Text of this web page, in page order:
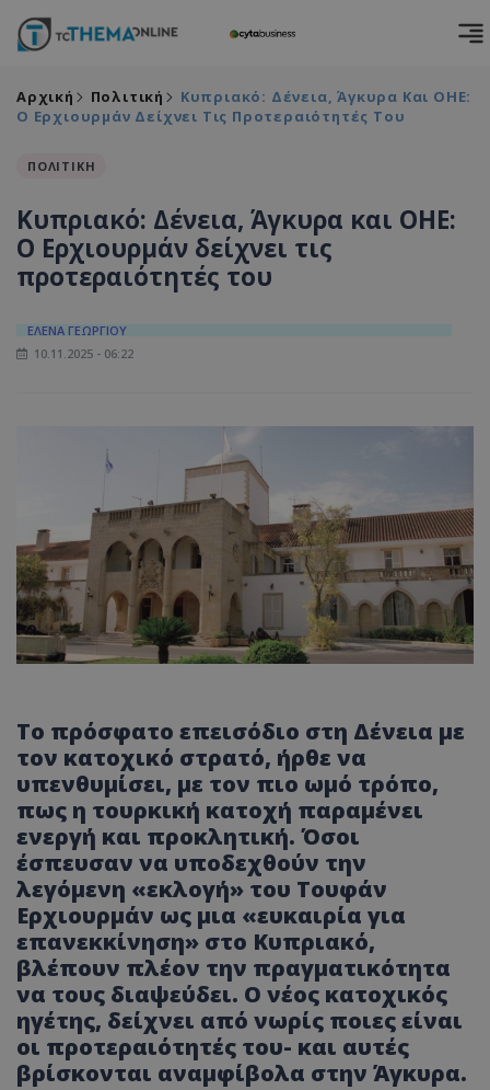
Αρχική Πολιτική
Κυπριακό: Δένεια, Άγκυρα Και ΟΗΕ:
Ο Ερχιουρμάν Δείχνει Τις Προτεραιότητές Του
ΠΟΛΙΤΙΚΗ
Κυπριακό: Δένεια, Άγκυρα και ΟΗΕ:
Ο Ερχιουρμάν δείχνει τις
προτεραιότητές του
ΕΛΕΝΑ ΓΕΩΡΓΙΟΥ
10.11.2025 - 06:22
Το πρόσφατο επεισόδιο στη Δένεια με
τον κατοχικό στρατό, ήρθε να
υπενθυμίσει, με τον πιο ωμό τρόπο,
πως η τουρκική κατοχή παραμένει
ενεργή και προκλητική. Όσοι
έσπευσαν να υποδεχθούν την
λεγόμενη «εκλογή» του Τουφάν
Ερχιουρμάν ως μια «ευκαιρία για
επανεκκίνηση» στο Κυπριακό,
βλέπουν πλέον την πραγματικότητα
να τους διαψεύδει. Ο νέος κατοχικός
ηγέτης, δείχνει από νωρίς ποιες είναι
οι προτεραιότητές του- και αυτές
βρίσκονται αναμφίβολα στην Άγκυρα.